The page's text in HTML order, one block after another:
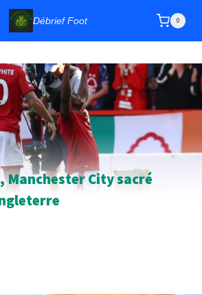
Débrief Foot 0
Manchester City sacré